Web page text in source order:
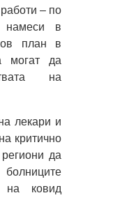
– по
намеси в
план в
могат да
на
лекари и
критично
да
на ковид